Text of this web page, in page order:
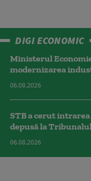
DIGI ECONOMIC
Ministerul
modernizarea
06.08.2026
STB a cerut
depusă la
06.08.2026